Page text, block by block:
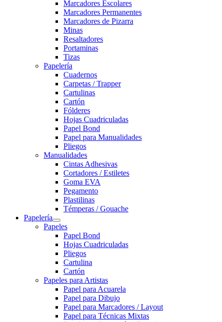
Marcadores Escolares
Marcadores Permanentes
Marcadores de Pizarra
Minas
Resaltadores
Portaminas
Tizas
Papelería
Cuadernos
Carpetas / Trapper
Cartulinas
Cartón
Fólderes
Hojas Cuadriculadas
Papel Bond
Papel para Manualidades
Pliegos
Manualidades
Cintas Adhesivas
Cortadores / Estiletes
Goma EVA
Pegamento
Plastilinas
Témperas / Gouache
Papelería
Papeles
Papel Bond
Hojas Cuadriculadas
Pliegos
Cartulina
Cartón
Papeles para Artistas
Papel para Acuarela
Papel para Dibujo
Papel para Marcadores / Layout
Papel para Técnicas Mixtas